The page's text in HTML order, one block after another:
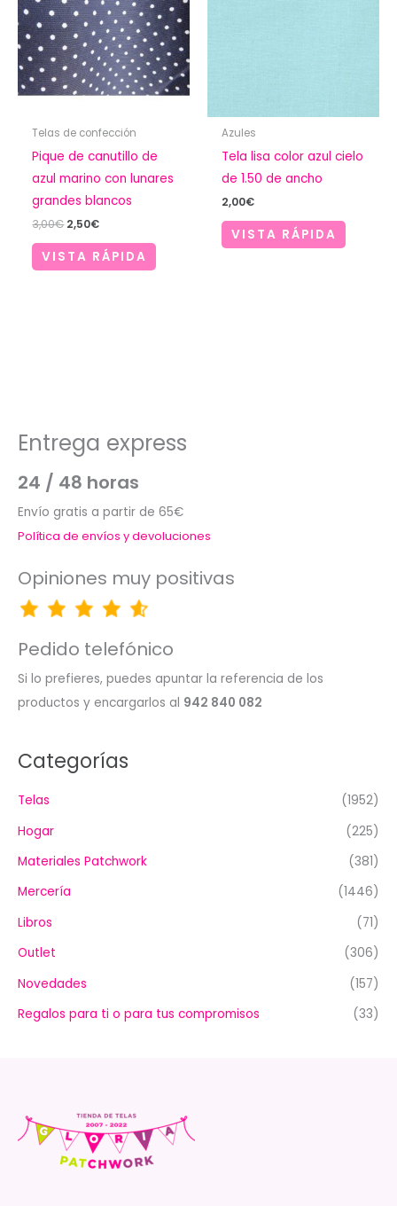
Telas de confección
Pique de canutillo de
azul marino con lunares
grandes blancos
3,00€ El
original
era:
2,50€El
actual
es:
VISTA RÁPIDA
Azules
Tela lisa color azul cielo
de 1.50 de ancho
2,00€
VISTA RÁPIDA
Entrega express
24 / 48 horas
Envío gratis a partir de 65€
Política de envíos y devoluciones
Opiniones muy positivas
Pedido telefónico
Si lo prefieres, puedes apuntar la referencia de los
productos y encargarlos al 942 840 082
Categorías
Telas
(1952)
Hogar
(225)
Materiales Patchwork
(381)
Mercería
(1446)
Libros
(71)
Outlet
(306)
Novedades
(157)
Regalos para ti o para tus compromisos
(33)